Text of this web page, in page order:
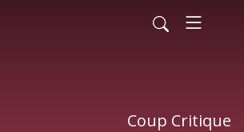
Coup Critique